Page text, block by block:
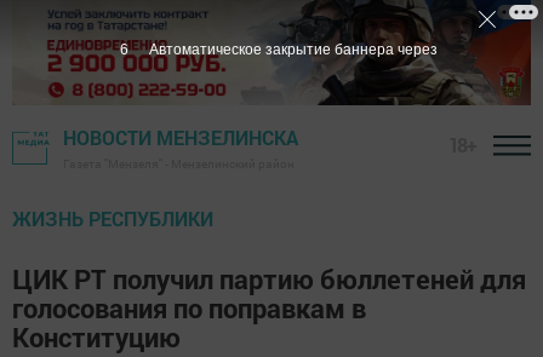
НОВОСТИ МЕНЗЕЛИНСКА
ЖИЗНЬ РЕСПУБЛИКИ
ЦИК РТ получил партию бюллетеней для
голосования по поправкам в
Конституцию
5 Автоматическое закрытие баннера через